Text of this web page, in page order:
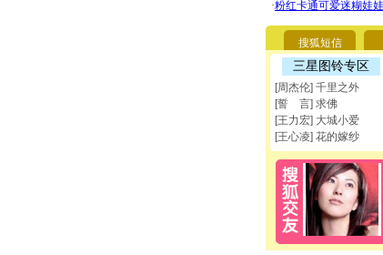
搜狐短信
三星图铃专区
[周杰伦] 千里之外
[誓 言] 求佛
[王力宏] 大城小爱
[王心凌] 花的嫁纱